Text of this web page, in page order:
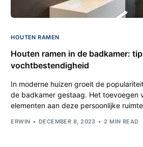
HOUTEN RAMEN
Houten ramen in de badkamer:
vochtbestendigheid
In moderne huizen groeit de
de badkamer gestaag. Het toevoegen
elementen aan deze persoonlijke
ERWIN DECEMBER 8, 2023 2 MIN READ